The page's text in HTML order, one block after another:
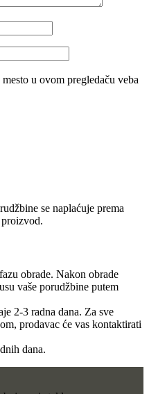
u ovom pregledaču veba
se naplaćuje prema
obrade. Nakon obrade
vaše porudžbine putem
2-3 radna dana. Za sve
prodavac će vas kontaktirati
dana.